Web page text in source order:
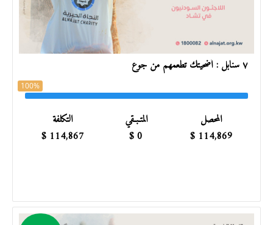
٧ سنابل : أضحيتك تطعمهم من جوع
100%
المحصل
114,869
$
المتـبـقي
0
$
التكلفة
114,867
$